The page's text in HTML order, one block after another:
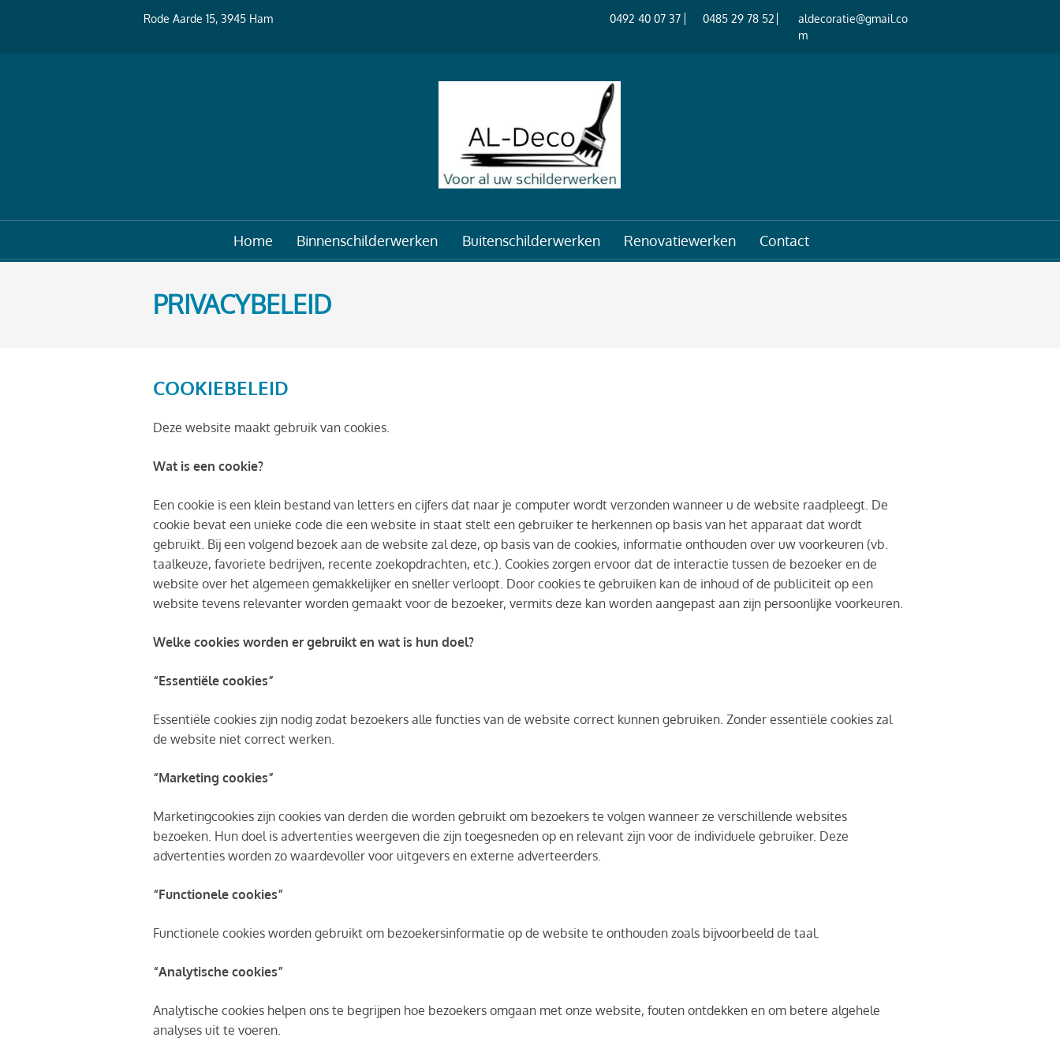
Rode Aarde 15, 3945 Ham 0492 40 07 37 0485 29 78 52
aldecoratie@gmail.co
m
Home Binnenschilderwerken Buitenschilderwerken Renovatiewerken Contact
PRIVACYBELEID
COOKIEBELEID
Deze website maakt gebruik van cookies.
Wat is een cookie?
Een cookie is een klein bestand van letters en cijfers dat naar je computer wordt verzonden wanneer u de website raadpleegt. De
cookie bevat een unieke code die een website in staat stelt een gebruiker te herkennen op basis van het apparaat dat wordt
gebruikt. Bij een volgend bezoek aan de website zal deze, op basis van de cookies, informatie onthouden over uw voorkeuren (vb.
taalkeuze, favoriete bedrijven, recente zoekopdrachten, etc.). Cookies zorgen ervoor dat de interactie tussen de bezoeker en de
website over het algemeen gemakkelijker en sneller verloopt. Door cookies te gebruiken kan de inhoud of de publiciteit op een
website tevens relevanter worden gemaakt voor de bezoeker, vermits deze kan worden aangepast aan zijn persoonlijke voorkeuren.
Welke cookies worden er gebruikt en wat is hun doel?
“Essentiële cookies”
Essentiële cookies zijn nodig zodat bezoekers alle functies van de website correct kunnen gebruiken. Zonder essentiële cookies zal
de website niet correct werken.
“Marketing cookies”
Marketingcookies zijn cookies van derden die worden gebruikt om bezoekers te volgen wanneer ze verschillende websites
bezoeken. Hun doel is advertenties weergeven die zijn toegesneden op en relevant zijn voor de individuele gebruiker. Deze
advertenties worden zo waardevoller voor uitgevers en externe adverteerders.
“Functionele cookies”
Functionele cookies worden gebruikt om bezoekersinformatie op de website te onthouden zoals bijvoorbeeld de taal.
“Analytische cookies”
Analytische cookies helpen ons te begrijpen hoe bezoekers omgaan met onze website, fouten ontdekken en om betere algehele
analyses uit te voeren.